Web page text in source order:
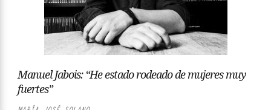
Manuel Jabois: “He estado rodeado de mujeres muy
fuertes”